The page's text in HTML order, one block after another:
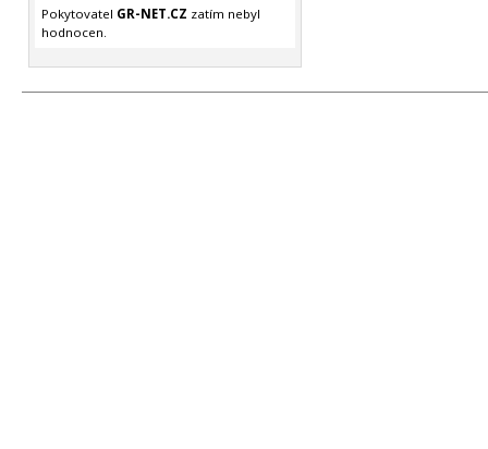
Pokytovatel GR-NET.CZ zatím nebyl
hodnocen.